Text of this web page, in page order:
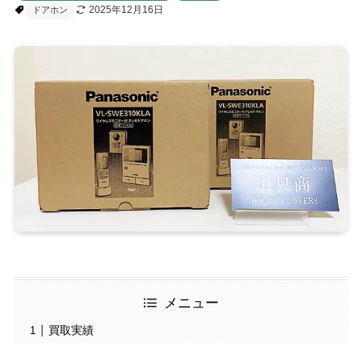
ドアホン
2025年12月16日
メニュー
買取実績